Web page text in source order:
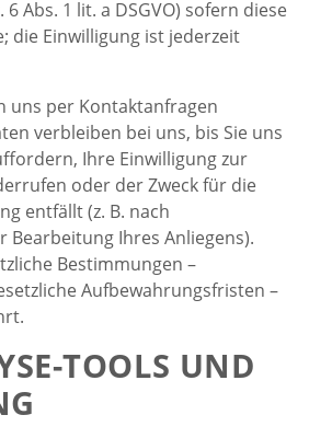
Abs. 1 lit. a DSGVO) sofern diese
die Einwilligung ist jederzeit
uns per Kontaktanfragen
verbleiben bei uns, bis Sie uns
Ihre Einwilligung zur
oder der Zweck für die
entfällt (z. B. nach
Bearbeitung Ihres Anliegens).
Bestimmungen –
Aufbewahrungsfristen –
TOOLS UND